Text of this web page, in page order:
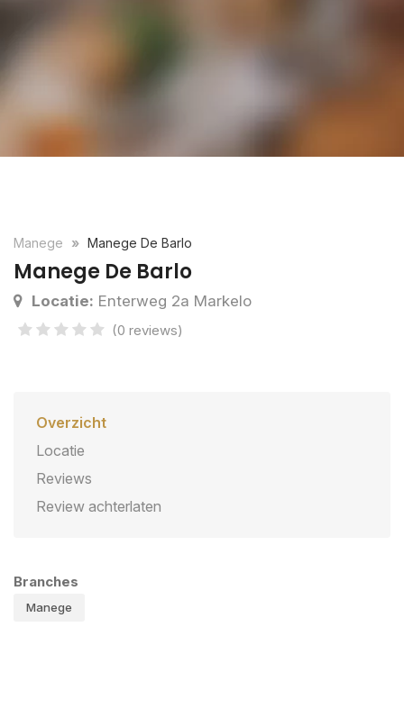
Manege Manege De Barlo
Manege De Barlo
Locatie: Enterweg 2a Markelo
(0 reviews)
Overzicht
Locatie
Reviews
Review achterlaten
Branches
Manege